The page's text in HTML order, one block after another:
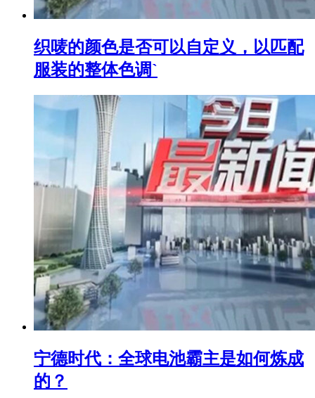
织唛的颜色是否可以自定义，以匹配
服装的整体色调`
宁德时代：全球电池霸主是如何炼成
的？